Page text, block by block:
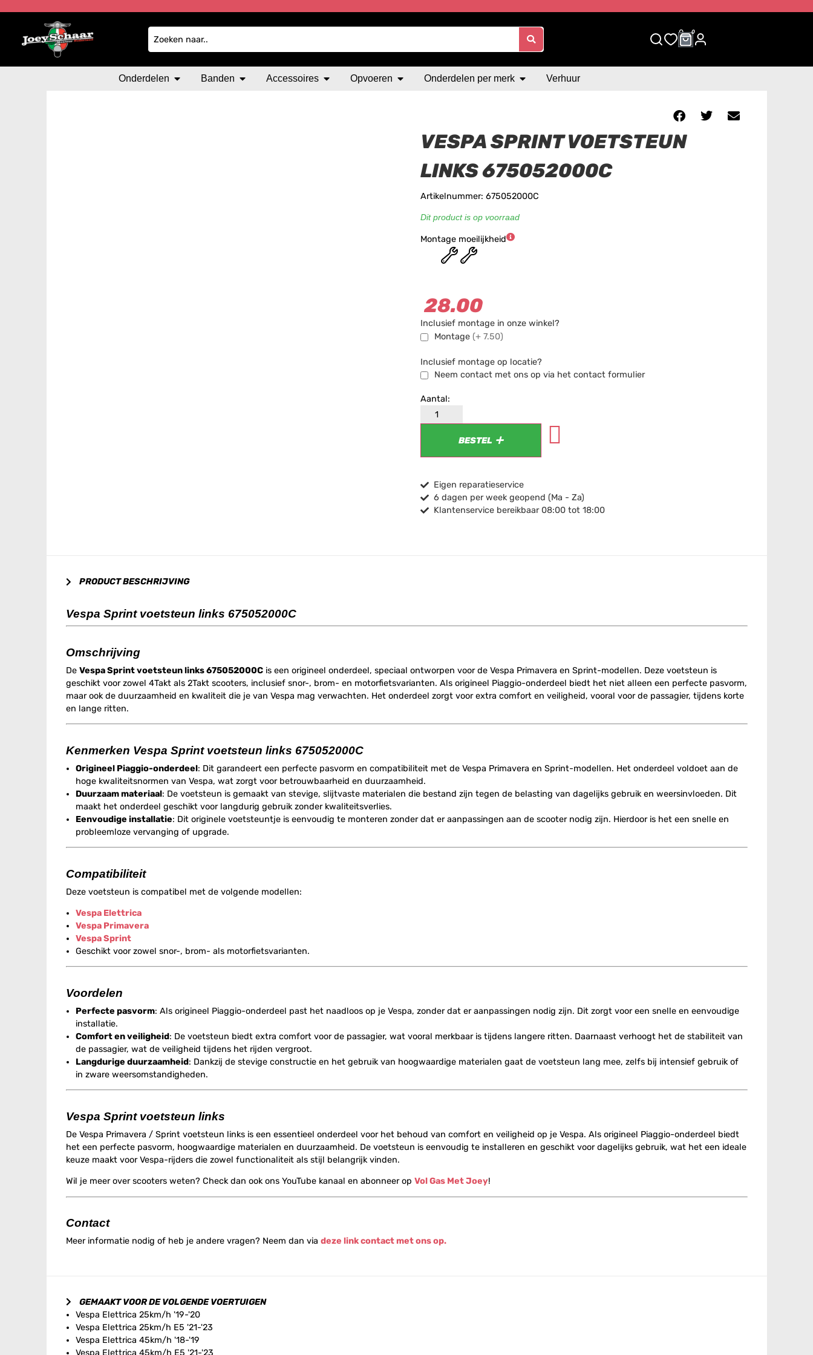
0 0
Onderdelen Banden Accessoires Opvoeren Onderdelen per merk Verhuur
VESPA SPRINT VOETSTEUN
LINKS 675052000C
Artikelnummer: 675052000C
Dit product is op voorraad
Montage moeilijkheid
★ ★★
28.00
Inclusief montage in onze winkel?
Montage (+ 7.50)
Inclusief montage op locatie?
Neem contact met ons op via het contact formulier
BESTEL
Eigen reparatieservice
6 dagen per week geopend (Ma - Za)
Klantenservice bereikbaar 08:00 tot 18:00
PRODUCT BESCHRIJVING
Vespa Sprint voetsteun links 675052000C
Omschrijving
De Vespa Sprint voetsteun links 675052000Cis een origineel onderdeel, speciaal ontworpen voor de Vespa Primavera en Sprint-modellen. Deze voetsteun is
geschikt voor zowel 4Takt als 2Takt scooters, inclusief snor-, brom- en motorfietsvarianten. Als origineel Piaggio-onderdeel biedt het niet alleen een perfecte pasvorm,
maar ook de duurzaamheid en kwaliteit die je van Vespa mag verwachten. Het onderdeel zorgt voor extra comfort en veiligheid, vooral voor de passagier, tijdens korte
en lange ritten.
Kenmerken Vespa Sprint voetsteun links 675052000C
Origineel Piaggio-onderdeel: Dit garandeert een perfecte pasvorm en compatibiliteit met de Vespa Primavera en Sprint-modellen. Het onderdeel voldoet aan de
hoge kwaliteitsnormen van Vespa, wat zorgt voor betrouwbaarheid en duurzaamheid.
Duurzaam materiaal: De voetsteun is gemaakt van stevige, slijtvaste materialen die bestand zijn tegen de belasting van dagelijks gebruik en weersinvloeden. Dit
maakt het onderdeel geschikt voor langdurig gebruik zonder kwaliteitsverlies.
Eenvoudige installatie: Dit originele voetsteuntje is eenvoudig te monteren zonder dat er aanpassingen aan de scooter nodig zijn. Hierdoor is het een snelle en
probleemloze vervanging of upgrade.
Compatibiliteit
Deze voetsteun is compatibel met de volgende modellen:
Vespa Elettrica
Vespa Primavera
Vespa Sprint
Geschikt voor zowel snor-, brom- als motorfietsvarianten.
Voordelen
Perfecte pasvorm: Als origineel Piaggio-onderdeel past het naadloos op je Vespa, zonder dat er aanpassingen nodig zijn. Dit zorgt voor een snelle en eenvoudige
installatie.
Comfort en veiligheid: De voetsteun biedt extra comfort voor de passagier, wat vooral merkbaar is tijdens langere ritten. Daarnaast verhoogt het de stabiliteit van
de passagier, wat de veiligheid tijdens het rijden vergroot.
Langdurige duurzaamheid: Dankzij de stevige constructie en het gebruik van hoogwaardige materialen gaat de voetsteun lang mee, zelfs bij intensief gebruik of
in zware weersomstandigheden.
Vespa Sprint voetsteun links
De Vespa Primavera / Sprint voetsteun links is een essentieel onderdeel voor het behoud van comfort en veiligheid op je Vespa. Als origineel Piaggio-onderdeel biedt
het een perfecte pasvorm, hoogwaardige materialen en duurzaamheid. De voetsteun is eenvoudig te installeren en geschikt voor dagelijks gebruik, wat het een ideale
keuze maakt voor Vespa-rijders die zowel functionaliteit als stijl belangrijk vinden.
Wil je meer over scooters weten? Check dan ook ons YouTube kanaal en abonneer op Vol Gas Met Joey!
Contact
Meer informatie nodig of heb je andere vragen? Neem dan via deze link contact met ons op.
GEMAAKT VOOR DE VOLGENDE VOERTUIGEN
Vespa Elettrica 25km/h '19-'20
Vespa Elettrica 25km/h E5 '21-'23
Vespa Elettrica 45km/h '18-'19
Vespa Elettrica 45km/h E5 '21-'23